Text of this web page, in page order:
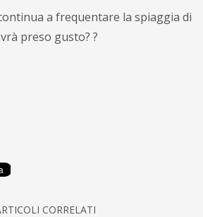
a frequentare la spiaggia di
preso gusto? ?
CORRELATI